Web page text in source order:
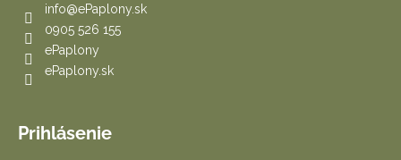
info@ePaplony.sk
0905 526 155
ePaplony
ePaplony.sk
Prihlásenie